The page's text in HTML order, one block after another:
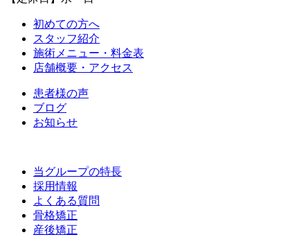
初めての方へ
スタッフ紹介
施術メニュー・料金表
店舗概要・アクセス
患者様の声
ブログ
お知らせ
当グループの特長
採用情報
よくある質問
骨格矯正
産後矯正